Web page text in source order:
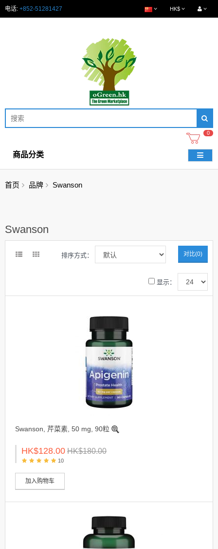
电话: +852-51281427 HK$
0
商品分类
首页 品牌 Swanson
Swanson
对比(0)
排序方式：
显示：
Swanson, 芹菜素, 50 mg, 90粒
HK$128.00 HK$180.00
10
加入购物车